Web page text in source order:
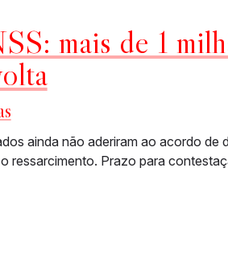
mais de 1
ainda não aderiram ao acordo de
ressarcimento. Prazo para